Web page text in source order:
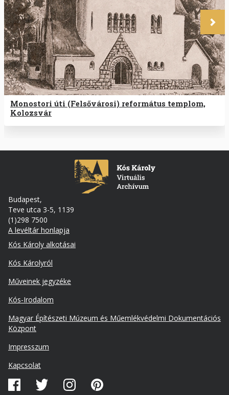
Monostori úti (Felsővárosi) református templom,
Kolozsvár
Budapest,
Teve utca 3-5, 1139
(1)298 7500
A levéltár honlapja
Footer
Kós Károly alkotásai
Kós Károlyról
Műveinek jegyzéke
Kós-Irodalom
Lábléc
másodlagos
Magyar Építészeti Múzeum és Műemlékvédelmi Dokumentációs
Központ
Impresszum
Kapcsolat
Közösségi
média